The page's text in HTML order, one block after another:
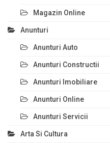
Magazin Online
Anunturi
Anunturi Auto
Anunturi Constructii
Anunturi Imobiliare
Anunturi Online
Anunturi Servicii
Arta Si Cultura